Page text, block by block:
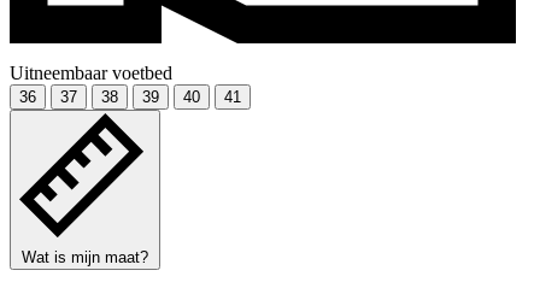
Uitneembaar voetbed
36 37 38 39 40 41
Wat is mijn maat?